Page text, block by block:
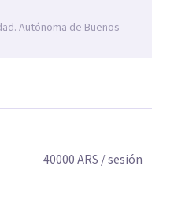
Autónoma de Buenos
40000ARS / sesión